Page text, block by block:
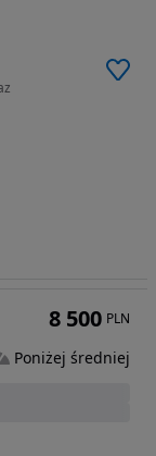
8 500 PLN
Poniżej średniej